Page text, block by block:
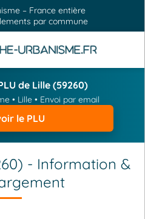
– France entière
par commune
de Lille (59260)
• Lille • Envoi par email
le PLU
- Information &